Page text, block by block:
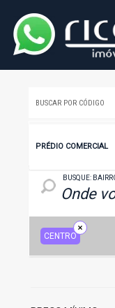
PRÉDIO COMERCIAL
BUSQUE:
LOCAL: BAIRRO,
CENTRO